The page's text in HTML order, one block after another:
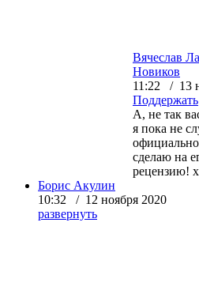
Вячеслав
Новиков
11:22 / 13
Поддержать
А, не так
я пока не
сделаю на
рецензию!
Борис Акулин
10:32 / 12 ноября 2020
развернуть